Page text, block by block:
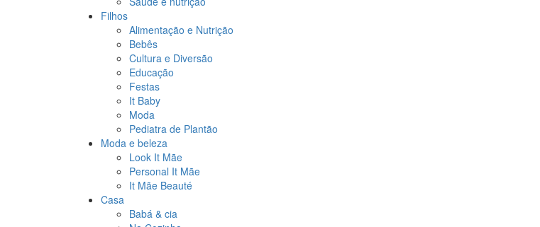
Filhos
Alimentação e Nutrição
Bebês
Cultura e Diversão
Educação
Festas
It Baby
Moda
Pediatra de Plantão
Moda e beleza
Look It Mãe
Personal It Mãe
It Mãe Beauté
Casa
Babá & cia